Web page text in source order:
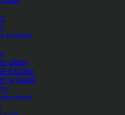
kruiden
pitten
kruiden
je paard